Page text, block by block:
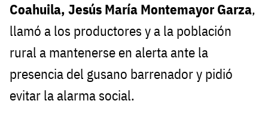
Coahuila, Jesús María Montemayor Garza,
llamó a los productores y a la población
rural a mantenerse en alerta ante la
presencia del gusano barrenador y pidió
evitar la alarma social.